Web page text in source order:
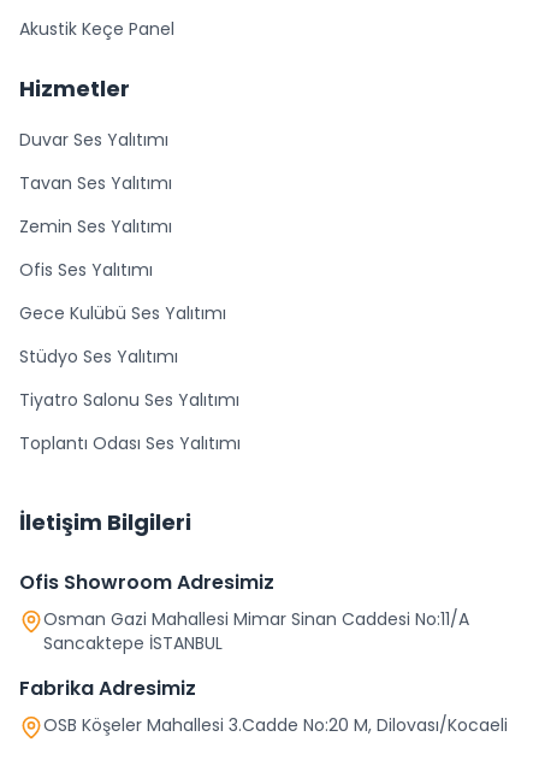
Akustik Keçe Panel
Hizmetler
Duvar Ses Yalıtımı
Tavan Ses Yalıtımı
Zemin Ses Yalıtımı
Ofis Ses Yalıtımı
Gece Kulübü Ses Yalıtımı
Stüdyo Ses Yalıtımı
Tiyatro Salonu Ses Yalıtımı
Toplantı Odası Ses Yalıtımı
İletişim Bilgileri
Ofis Showroom Adresimiz
Osman Gazi Mahallesi Mimar Sinan Caddesi No:11/A
Sancaktepe İSTANBUL
Fabrika Adresimiz
OSB Köşeler Mahallesi 3.Cadde No:20 M, Dilovası/Kocaeli